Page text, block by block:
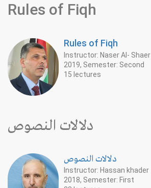
Rules of Fiqh
Rules of Fiqh
Instructor: Naser Al- Shaer
2019, Semester: Second
15 lectures
دلالات النصوص
دلالات النصوص
Instructor: Hassan khader
2018, Semester: First